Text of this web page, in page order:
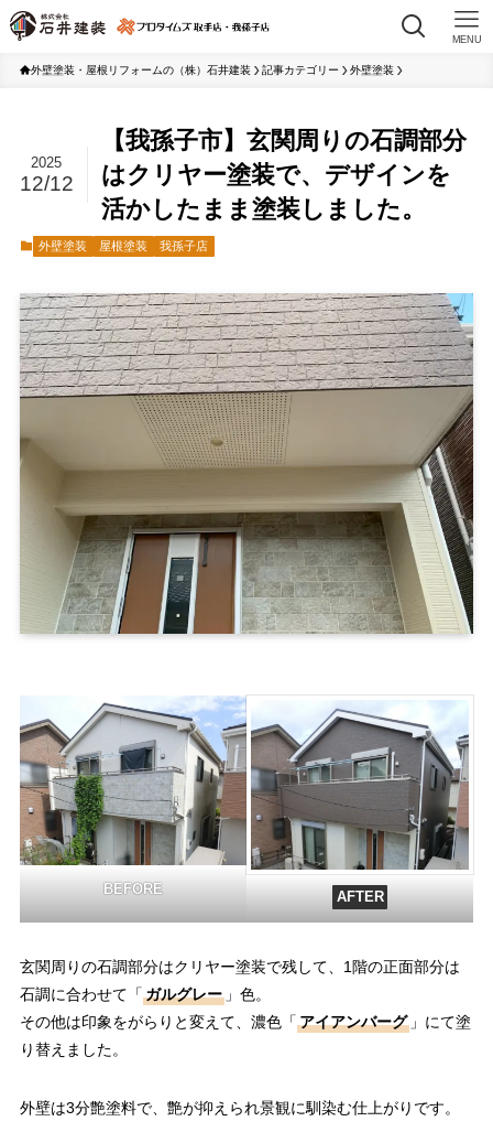
MENU
外壁塗装・屋根リフォームの（株）石井建装 記事カテゴリー 外壁塗装
【我孫子市】玄関周りの石調部分
はクリヤー塗装で、デザインを
活かしたまま塗装しました。
2025
12/12
外壁塗装 屋根塗装 我孫子店
BEFORE
AFTER
玄関周りの石調部分はクリヤー塗装で残して、1階の正面部分は
石調に合わせて「 ガルグレー」色。
その他は印象をがらりと変えて、濃色「 アイアンバーグ」にて塗
り替えました。
外壁は3分艶塗料で、艶が抑えられ景観に馴染む仕上がりです。